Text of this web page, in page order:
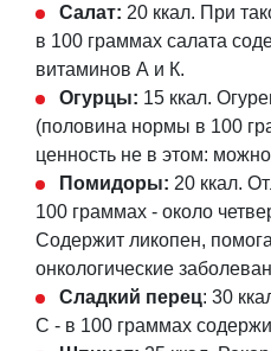
Салат: 20 ккал. При
в 100 граммах салата
витаминов А и К.
Огурцы: 15 ккал.
(половина нормы в 100
ценность не в этом:
Помидоры: 20 ккал.
100 граммах - около
Содержит ликопен,
онкологические
Сладкий перец: 30
С - в 100 граммах